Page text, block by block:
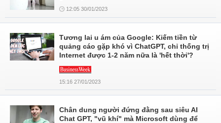
12:05 30/01/2023
Tương lai u ám của Google: Kiếm tiền từ
quảng cáo gặp khó vì ChatGPT, chỉ thống trị
Internet được 1-2 năm nữa là 'hết thời'?
15:16 27/01/2023
Chân dung người đứng đằng sau siêu AI
Chat GPT, "vũ khí" mà Microsoft dùng để